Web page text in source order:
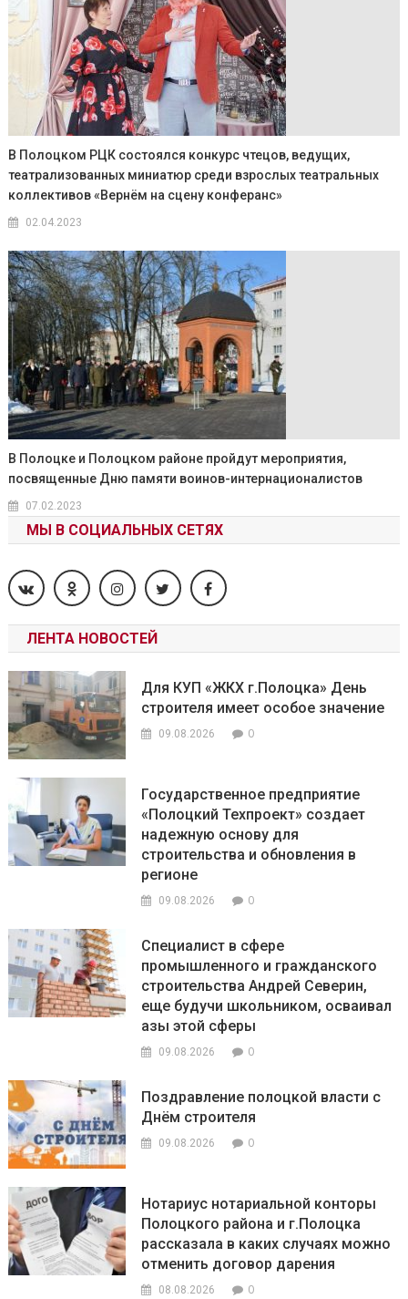
В Полоцком РЦК состоялся конкурс чтецов, ведущих,
театрализованных миниатюр среди взрослых театральных
коллективов «Вернём на сцену конферанс»
02.04.2023
В Полоцке и Полоцком районе пройдут мероприятия,
посвященные Дню памяти воинов-интернационалистов
07.02.2023
МЫ В СОЦИАЛЬНЫХ СЕТЯХ
ЛЕНТА НОВОСТЕЙ
Для КУП «ЖКХ г.Полоцка» День
строителя имеет особое значение
09.08.2026 0
Государственное предприятие
«Полоцкий Техпроект» создает
надежную основу для
строительства и обновления в
регионе
09.08.2026 0
Специалист в сфере
промышленного и гражданского
строительства Андрей Северин,
еще будучи школьником, осваивал
азы этой сферы
09.08.2026 0
Поздравление полоцкой власти с
Днём строителя
09.08.2026 0
Нотариус нотариальной конторы
Полоцкого района и г.Полоцка
рассказала в каких случаях можно
отменить договор дарения
08.08.2026 0